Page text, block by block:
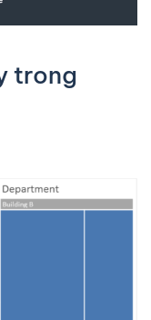
trong